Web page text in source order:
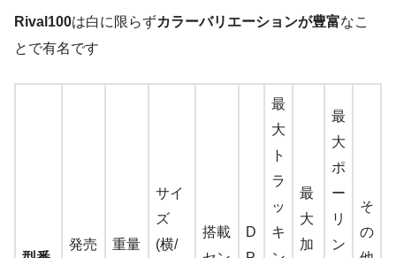
Rival100は白に限らずカラーバリエーションが豊富なこ
とで有名です
発売
重量
サイ
ズ
(横/
搭載
D
最
大
ト
ラ
ッ
キ
最
大
加
最
大
ポ
ー
リ
ン
そ
の